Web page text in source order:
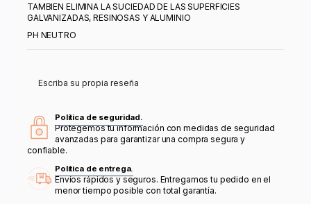
TAMBIEN ELIMINA LA SUCIEDAD DE LAS SUPERFICIES
GALVANIZADAS, RESINOSAS Y ALUMINIO
PH NEUTRO
Escriba su propia reseña
Política de seguridad.
Protegemos tu información con medidas de seguridad
avanzadas para garantizar una compra segura y
confiable.
Política de entrega.
Envíos rápidos y seguros. Entregamos tu pedido en el
menor tiempo posible con total garantía.